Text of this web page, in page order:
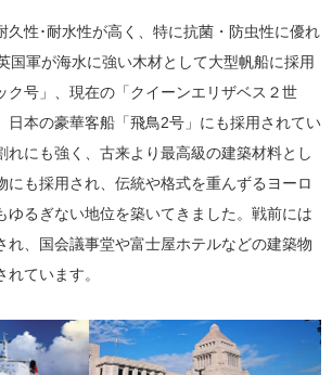
久性･耐水性が高く、特に抗菌・防虫性に優れ
国軍が海水に強い木材として大型帆船に採用
ク号」、現在の「クイーンエリザベス２世
日本の豪華客船「飛鳥2号」にも採用されてい
れにも強く、古来より最高級の建築材料とし
にも採用され、伝統や格式を重んずるヨーロ
ゆるぎない地位を築いてきました。戦前には
れ、国会議事堂や富士屋ホテルなどの建築物
ています。